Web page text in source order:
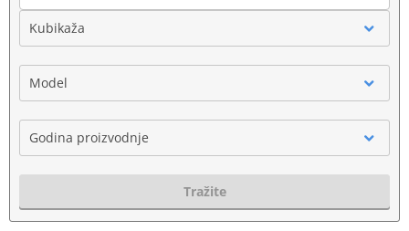
Kubikaža
Model
Godina proizvodnje
Tražite